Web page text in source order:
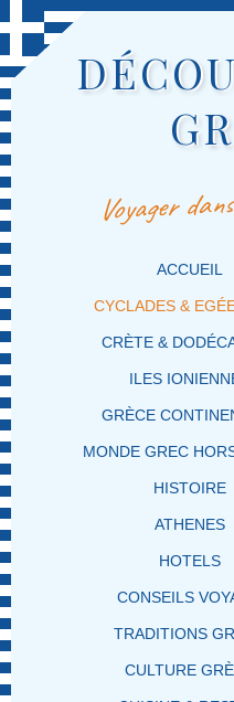
Voyager
MENU PRINCIPAL
MASQUER LA
MASQUER LA ACCUEIL
CYCLADES &
CRÈTE &
ILES
GRÈCE
MONDE GREC
HISTOIRE
ATHENES
HOTELS
CONSEILS
TRADITIONS
CULTURE